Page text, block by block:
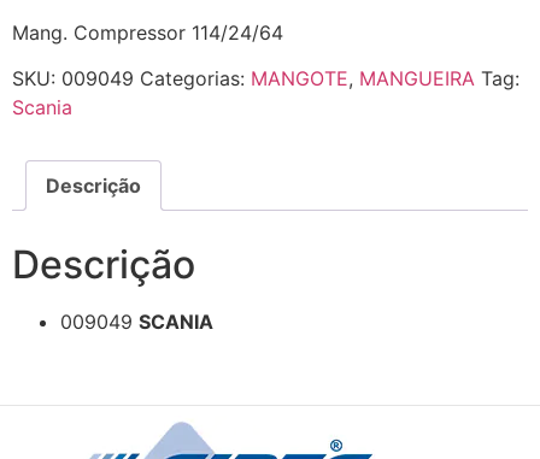
Mang. Compressor 114/24/64
SKU: 009049 Categorias: MANGOTE, MANGUEIRA Tag:
Scania
Descrição
Descrição
009049 SCANIA